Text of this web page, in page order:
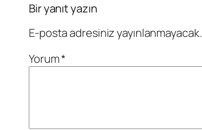
Bir yanıt yazın
E-posta adresiniz yayınlanmayacak.
Yorum*